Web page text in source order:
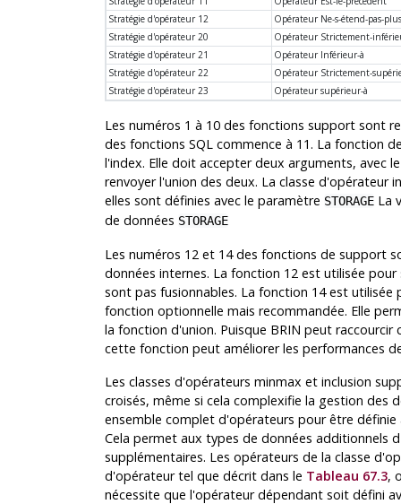
Stratégie d'opérateur 12
Opérateur Ne-s-étend-pas-
Stratégie d'opérateur 20
Opérateur Strictement-
Stratégie d'opérateur 21
Opérateur Inférieur-à
Stratégie d'opérateur 22
Opérateur Strictement-
Stratégie d'opérateur 23
Opérateur supérieur-à
Les numéros 1 à 10 des fonctions support sont
des fonctions SQL commence à 11. La fonction
l'index. Elle doit accepter deux arguments, avec
renvoyer l'union des deux. La classe d'opérateur
elles sont définies avec le paramètre STORAGELa
de données STORAGE
Les numéros 12 et 14 des fonctions de support
données internes. La fonction 12 est utilisée
sont pas fusionnables. La fonction 14 est
fonction optionnelle mais recommandée. Elle
la fonction d'union. Puisque BRIN peut
cette fonction peut améliorer les performances
Les classes d'opérateurs minmax et inclusion
croisés, même si cela complexifie la gestion des
ensemble complet d'opérateurs pour être
Cela permet aux types de données additionnels
supplémentaires. Les opérateurs de la classe
d'opérateur tel que décrit dans le Tableau 67.3,
nécessite que l'opérateur dépendant soit défini